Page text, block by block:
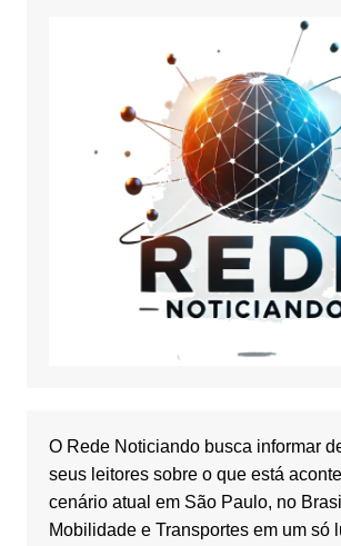
O Rede Noticiando busca informar
seus leitores sobre o que está
cenário atual em São Paulo, no
Mobilidade e Transportes em um só